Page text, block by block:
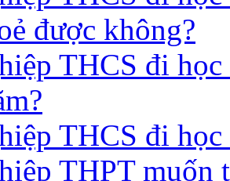
được không?
THCS đi
THCS đi
THPT muốn